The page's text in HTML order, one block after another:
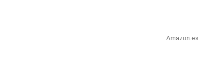
Amazon.es